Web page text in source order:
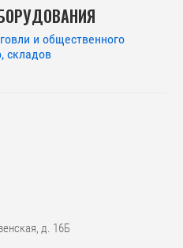
и общественного
складов
д. 16Б